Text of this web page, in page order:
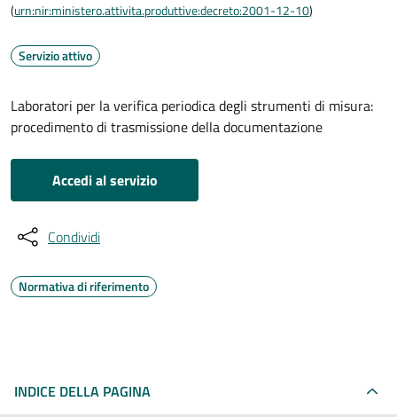
(urn:nir:ministero.attivita.produttive:decreto:2001-12-10)
Servizio attivo
Laboratori per la verifica periodica degli strumenti di misura:
procedimento di trasmissione della documentazione
Accedi al servizio
Condividi
Normativa di riferimento
INDICE DELLA PAGINA